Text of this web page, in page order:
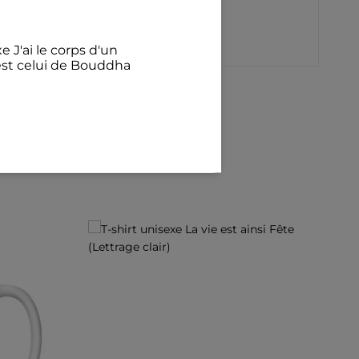
J'ai le corps d'un
celui de Bouddha